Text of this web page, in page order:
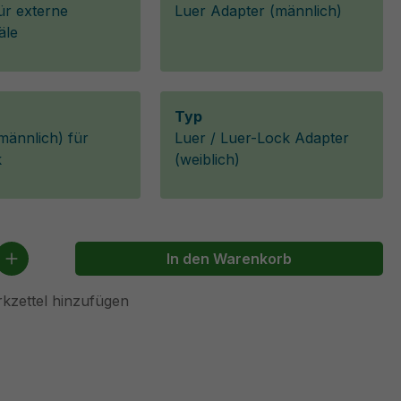
externe
Luer Adapter (männlich)
für
Typ
Luer / Luer-Lock Adapter
(weiblich)
Gib den gewünschten Wert
In den Warenkorb
hinzufügen